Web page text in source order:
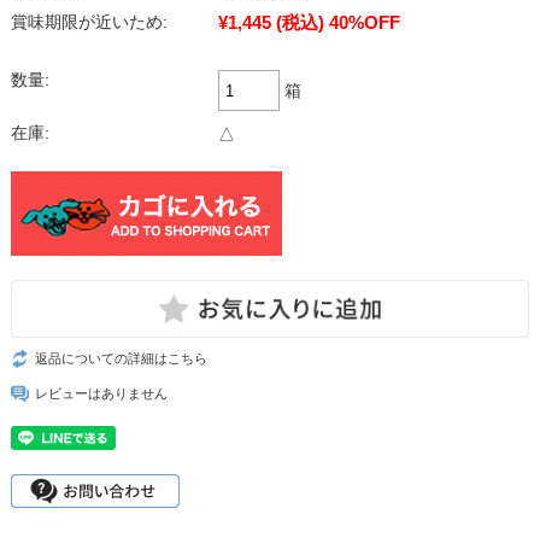
賞味期限が近いため:
¥1,445 (税込) 40%OFF
数量:
箱
在庫: △
返品についての詳細はこちら
レビューはありません